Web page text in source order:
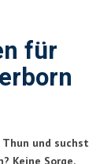
für
Thun und suchst
Keine Sorge,